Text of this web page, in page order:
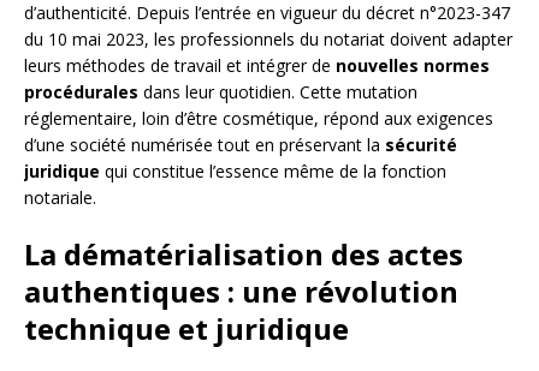
d’authenticité. Depuis l’entrée en vigueur du décret n°2023-347
du 10 mai 2023, les professionnels du notariat doivent adapter
leurs méthodes de travail et intégrer de nouvelles normes
procédurales dans leur quotidien. Cette mutation
réglementaire, loin d’être cosmétique, répond aux exigences
d’une société numérisée tout en préservant la sécurité
juridique qui constitue l’essence même de la fonction
notariale.
La dématérialisation des actes
authentiques : une révolution
technique et juridique